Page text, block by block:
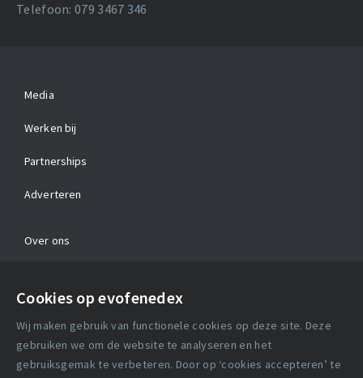
Cookies op evofenedex
Wij maken gebruik van functionele cookies op deze site. Deze
gebruiken we om de website te analyseren en het
gebruiksgemak te verbeteren. Door op ‘cookies accepteren’ te
Telefoon: 079 3467 346
Media
Werken bij
Partnerships
Adverteren
Over ons
Algemene voorwaarden
Cookie verklaring